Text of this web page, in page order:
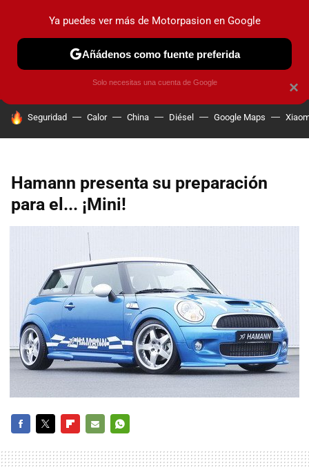
PRUEBAS COCHES ELÉCTRICOS OBSERVATORIO
HOY SE HABLA DE
Seguridad Calor China Diésel Google Maps
Hamann presenta su preparación
para el... ¡Mini!
MAIL
×
Ya puedes ver más de Motorpasion en Google
Añádenos como fuente preferida
Solo necesitas una cuenta de Google